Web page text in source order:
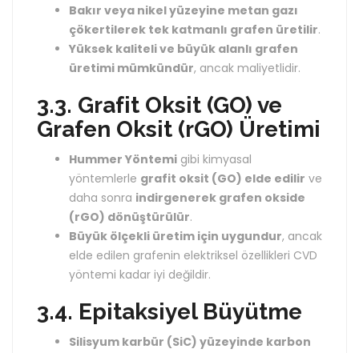
Bakır veya nikel yüzeyine metan gazı
çökertilerek tek katmanlı grafen üretilir.
Yüksek kaliteli ve büyük alanlı grafen
üretimi mümkündür, ancak maliyetlidir.
3.3. Grafit Oksit (GO) ve
Grafen Oksit (rGO) Üretimi
Hummer Yöntemi gibi kimyasal
yöntemlerle grafit oksit (GO) elde edilir ve
daha sonra indirgenerek grafen okside
(rGO) dönüştürülür.
Büyük ölçekli üretim için uygundur, ancak
elde edilen grafenin elektriksel özellikleri CVD
yöntemi kadar iyi değildir.
3.4. Epitaksiyel Büyütme
Silisyum karbür (SiC) yüzeyinde karbon